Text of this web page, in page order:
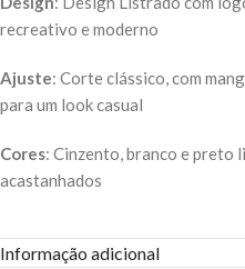
recreativo e moderno
Ajuste: Corte clássico, com
para um look casual
Cores: Cinzento, branco e preto
acastanhados
Informação adicional